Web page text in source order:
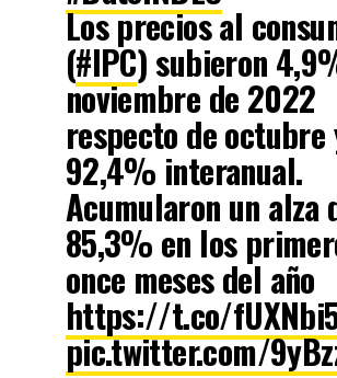
Los precios al
(#IPC) subieron
noviembre de 2022
respecto de octubre
92,4% interanual.
Acumularon un alza
85,3% en los
once meses del año
https://t.co/
pic.twitter.com/